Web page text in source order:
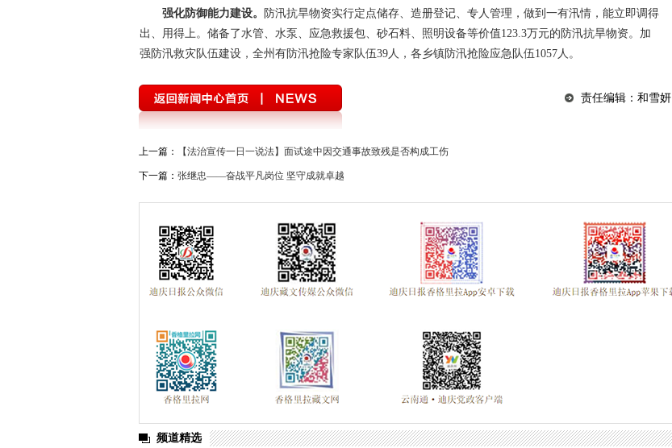
强化防御能力建设。
防汛抗旱物资实行定点储存、造册登记、专人管理，做到一有汛情，能立即调得
出、用得上。储备了水管、水泵、应急救援包、砂石料、照明设备等价值123.3万元的防汛抗旱物资。加
强防汛救灾队伍建设，全州有防汛抢险专家队伍39人，各乡镇防汛抢险应急队伍1057人。
责任编辑：和雪妍
上一篇： 【法治宣传一日一说法】面试途中因交通事故致残是否构成工伤
下一篇： 张继忠——奋战平凡岗位 坚守成就卓越
频道精选